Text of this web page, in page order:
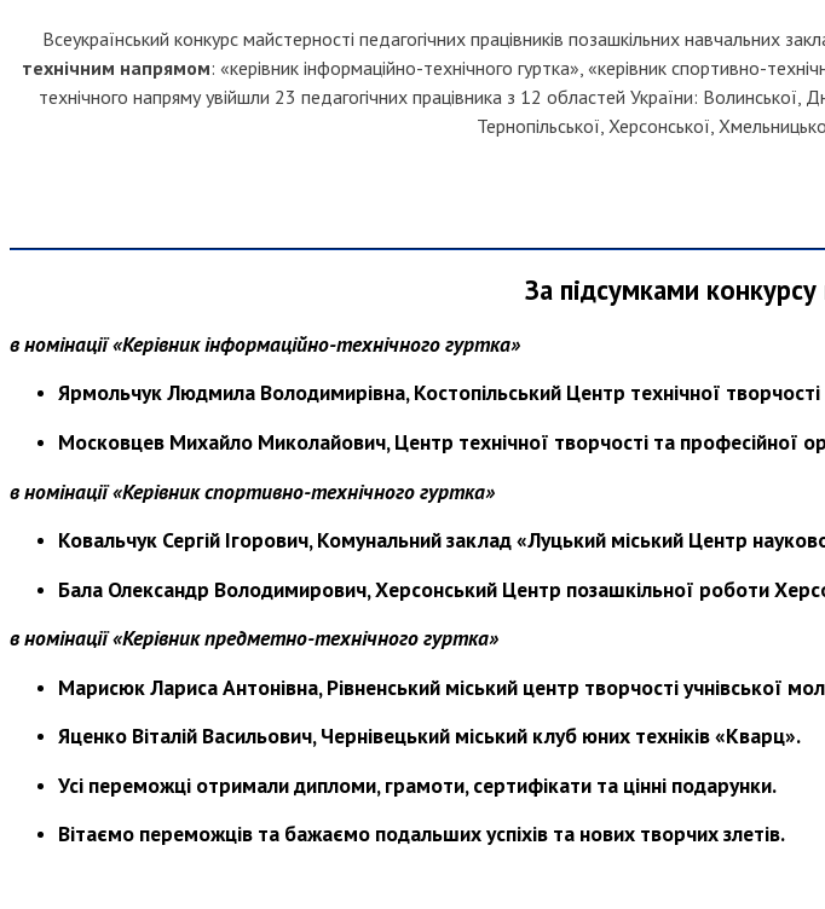
Всеукраїнський конкурс майстерності педагогічних працівників позашкільних навчальних
технічним напрямом: «керівник інформаційно-технічного гуртка», «керівник спортивно-
технічного напряму увійшли 23 педагогічних працівника з 12 областей України: Волинської,
Тернопільської, Херсонської,
За підсумками
в номінації «Керівник інформаційно-технічного гуртка»
Ярмольчук Людмила Володимирівна, Костопільський Центр технічної
Московцев Михайло Миколайович, Центр технічної творчості та професійної
в номінації «Керівник спортивно-технічного гуртка»
Ковальчук Сергій Ігорович, Комунальний заклад «Луцький міський Центр
Бала Олександр Володимирович, Херсонський Центр позашкільної роботи
в номінації «Керівникпредметно-технічного гуртка»
Марисюк Лариса Антонівна, Рівненський міський центр творчості учнівської
Яценко Віталій Васильович, Чернівецький міський клуб юних техніків «Кварц».
Усі переможці отримали дипломи, грамоти, сертифікати та цінні подарунки.
Вітаємо переможців та бажаємо подальших успіхів та нових творчих злетів.